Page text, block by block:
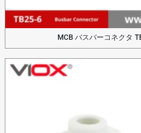
MCB バスバーコネクタ